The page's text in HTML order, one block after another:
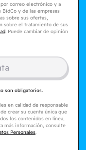
correo electrónico y a
y de las empresas
sobre sus ofertas,
sobre el tratamiento de sus
. Puede cambiar de opinión
son obligatorios.
en calidad de responsable
crear su cuenta única que
los contenidos en línea,
más información, consulte
Personales.